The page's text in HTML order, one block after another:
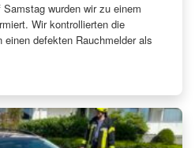
wurden wir zu einem
Wir kontrollierten die
defekten Rauchmelder als